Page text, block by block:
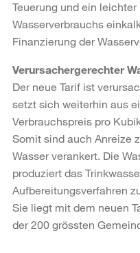
Teuerung und ein
Wasserverbrauchs
Finanzierung der
Verursachergerechter
Der neue Tarif ist
setzt sich weiterhin aus
Verbrauchspreis pro
Somit sind auch Anreize
Wasser verankert. Die
produziert das
Aufbereitungsverfahren
Sie liegt mit dem neuen
der 200 grössten